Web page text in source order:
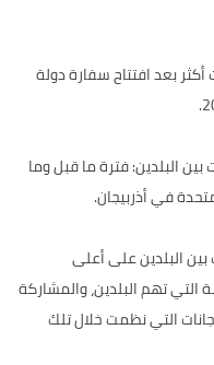
أكثر بعد افتتاح سفارة دولة
البلدين: فترة ما قبل وما
في أذربيجان.
2011 عدة زيارات بين البلدين على أعلى
تهم البلدين، والمشاركة
التي نظمت خلال تلك